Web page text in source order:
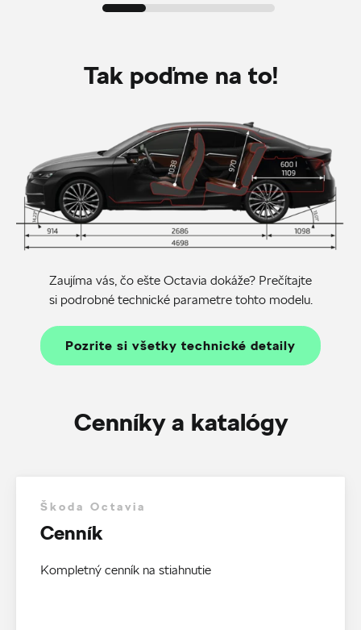
Tak poďme na to!
Zaujíma vás, čo ešte Octavia dokáže? Prečítajte
si podrobné technické parametre tohto modelu.
Pozrite si všetky technické detaily
Cenníky a katalógy
Škoda Octavia
Cenník
Kompletný cenník na stiahnutie